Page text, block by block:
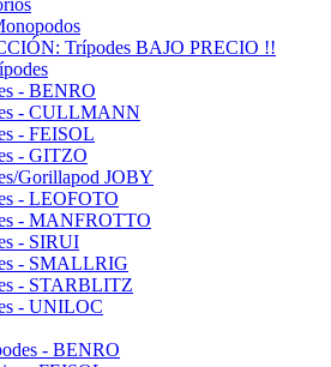
Trípodes BAJO PRECIO !!
- BENRO
- CULLMANN
- FEISOL
- GITZO
Gorillapod JOBY
- LEOFOTO
- MANFROTTO
- SIRUI
- SMALLRIG
- STARBLITZ
- UNILOC
- BENRO